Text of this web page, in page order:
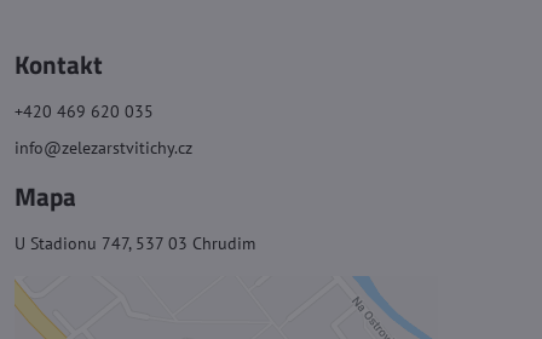
Kontakt
+420 469 620 035
info@zelezarstvitichy.cz
Mapa
U Stadionu 747, 537 03 Chrudim